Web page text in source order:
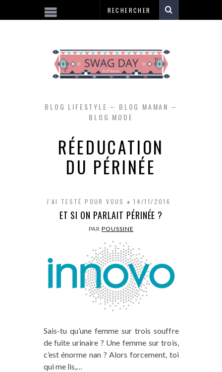
BLOG LIFESTYLE – BLOG MAMAN –
BLOG MODE
RÉEDUCATION
DU PÉRINÉE
J'AI TESTÉ POUR VOUS 14/11/2016
ET SI ON PARLAIT PÉRINÉE ?
PARPOUSSINE
Sais-tu qu’une femme sur trois souffre
de fuite urinaire ? Une femme sur trois,
c’est énorme nan ? Alors forcement, toi
qui me lis,…